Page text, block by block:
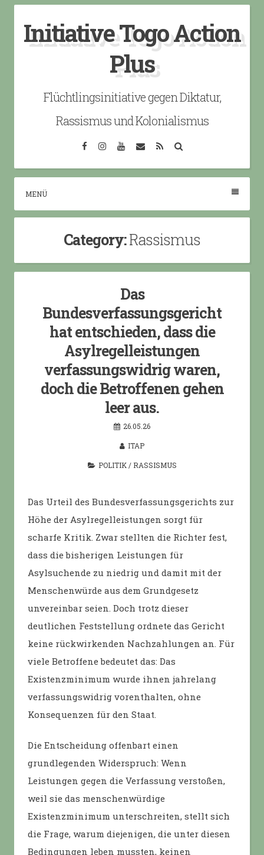
content
Initiative Togo Action
Plus
Flüchtlingsinitiative gegen Diktatur,
Rassismus und Kolonialismus
FacebookInstagramYouTube
EmailRSS
MENÜ
Category:Rassismus
Das
Bundesverfassungsgericht
hat entschieden, dass die
Asylregelleistungen
verfassungswidrig waren,
doch die Betroffenen gehen
leer aus.
26.05.26
ITAP
POLITIK/ RASSISMUS
Das Urteil des Bundesverfassungsgerichts zur
Höhe der Asylregelleistungen sorgt für
scharfe Kritik. Zwar stellten die Richter fest,
dass die bisherigen Leistungen für
Asylsuchende zu niedrig und damit mit der
Menschenwürde aus dem Grundgesetz
unvereinbar seien. Doch trotz dieser
deutlichen Feststellung ordnete das Gericht
keine rückwirkenden Nachzahlungen an. Für
viele Betroffene bedeutet das: Das
Existenzminimum wurde ihnen jahrelang
verfassungswidrig vorenthalten, ohne
Konsequenzen für den Staat.
Die Entscheidung offenbart einen
grundlegenden Widerspruch: Wenn
Leistungen gegen die Verfassung verstoßen,
weil sie das menschenwürdige
Existenzminimum unterschreiten, stellt sich
die Frage, warum diejenigen, die unter diesen
Bedingungen leben mussten, keinen